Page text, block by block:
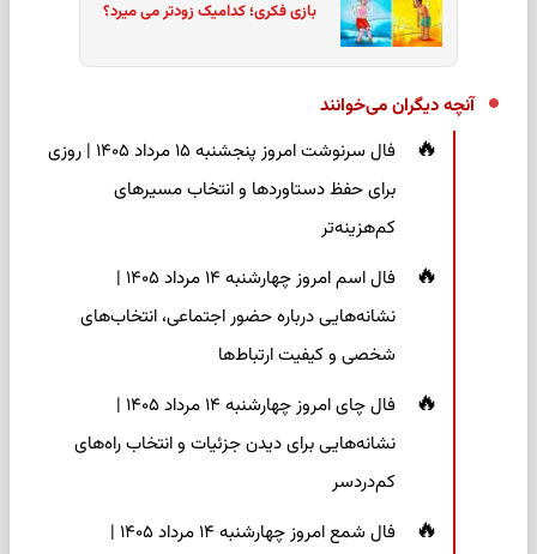
بازی فکری؛ کدامیک زودتر می میرد؟
آنچه دیگران می‌خوانند
فال سرنوشت امروز پنجشنبه ۱۵ مرداد ۱۴۰۵ | روزی
برای حفظ دستاوردها و انتخاب مسیرهای
کم‌هزینه‌تر
فال اسم امروز چهارشنبه ۱۴ مرداد ۱۴۰۵ |
نشانه‌هایی درباره حضور اجتماعی، انتخاب‌های
شخصی و کیفیت ارتباط‌ها
فال چای امروز چهارشنبه ۱۴ مرداد ۱۴۰۵ |
نشانه‌هایی برای دیدن جزئیات و انتخاب راه‌های
کم‌دردسر
فال شمع امروز چهارشنبه ۱۴ مرداد ۱۴۰۵ |